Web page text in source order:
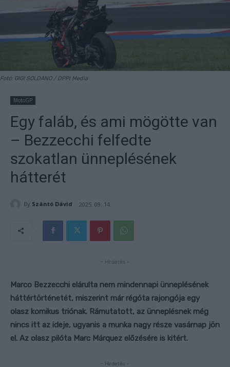
Fotó: GIGI SOLDANO / DPPI Media
MotoGP
Egy faláb, és ami mögötte van
– Bezzecchi felfedte
szokatlan ünneplésének
hátterét
By Szántó Dávid 2025. 09. 14.
- Hirdetés -
Marco Bezzecchi elárulta nem mindennapi ünneplésének
háttértörténetét, miszerint már régóta rajongója egy
olasz komikus triónak. Rámutatott, az ünneplésnek még
nincs itt az ideje, ugyanis a munka nagy része vasárnap jön
el. Az olasz pilóta Marc Márquez előzésére is kitért.
- Hirdetés -